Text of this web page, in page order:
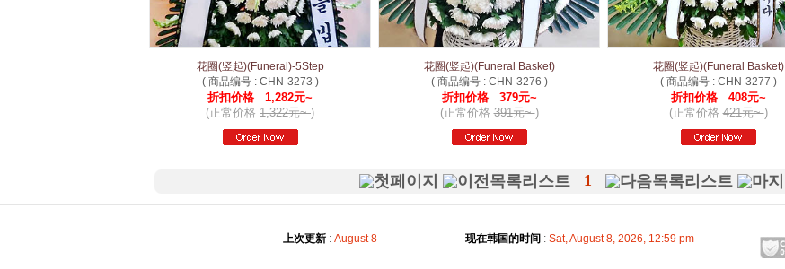
花圈(竖起)(Funeral)-5Step
( 商品编号 : CHN-3273 )
折扣价格 1,282元~
(正常价格 1,322元~)
花圈(竖起)(Funeral Basket)
( 商品编号 : CHN-3276 )
折扣价格 379元~
(正常价格391元~)
花圈(竖起)(Funeral Basket)
( 商品编号 : CHN-3277 )
折扣价格 408元~
(正常价格421元~)
1
上次更新 : August 8 现在韩国的时间 : Sat, August 8, 2026, 12:59 pm